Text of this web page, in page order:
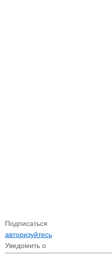
Подписаться
авторизуйтесь
Уведомить о